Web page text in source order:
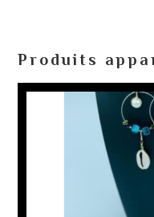
Produits